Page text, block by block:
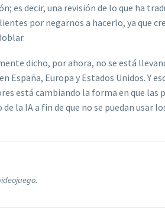
es decir, una revisión de lo que ha
por negarnos a hacerlo, ya que
dicho, por ahora, no se está
España, Europa y Estados Unidos. Y
está cambiando la forma en que las
la IA a fin de que no se puedan usar